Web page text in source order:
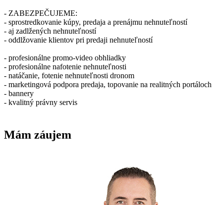
- ZABEZPEČUJEME:
- sprostredkovanie kúpy, predaja a prenájmu nehnuteľností
- aj zadlžených nehnuteľností
- oddlžovanie klientov pri predaji nehnuteľností
- profesionálne promo-video obhliadky
- profesionálne nafotenie nehnuteľnosti
- natáčanie, fotenie nehnuteľnosti dronom
- marketingová podpora predaja, topovanie na realitných portáloch
- bannery
- kvalitný právny servis
Mám záujem